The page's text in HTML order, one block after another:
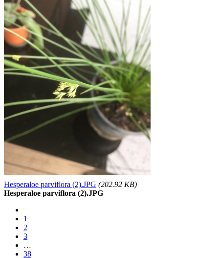
Hesperaloe parviflora (2).JPG (202.92 KB)
Hesperaloe parviflora (2).JPG
1
2
3
…
38